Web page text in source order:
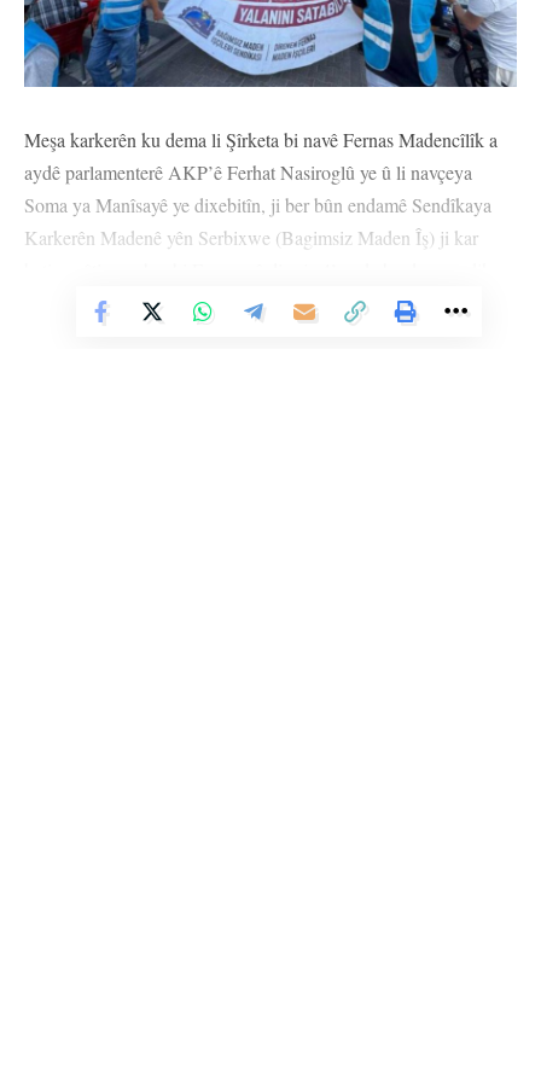
Meşa karkerên ku dema li Şîrketa bi navê Fernas Madencîlîk a
aydê parlamenterê AKP’ê Ferhat Nasiroglû ye û li navçeya
Soma ya Manîsayê ye dixebitîn, ji ber bûn endamê Sendîkaya
Karkerên Madenê yên Serbixwe (Bagimsiz Maden Îş) ji kar
Karkerên ku şevê din li navçeya Salîhlî ya Manîsayê man,
Vê Nûçeyê Bixwîne